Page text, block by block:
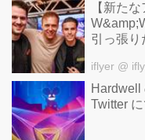
【新た
引っ張り
iflyer @
Hardwell
Twitter